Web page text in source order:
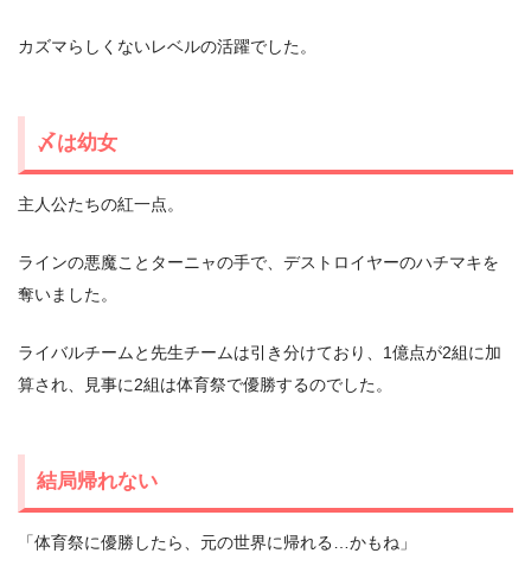
カズマらしくないレベルの活躍でした。
〆は幼女
主人公たちの紅一点。
ラインの悪魔ことターニャの手で、デストロイヤーのハチマキを
奪いました。
ライバルチームと先生チームは引き分けており、1億点が2組に加
算され、見事に2組は体育祭で優勝するのでした。
結局帰れない
「体育祭に優勝したら、元の世界に帰れる…かもね」